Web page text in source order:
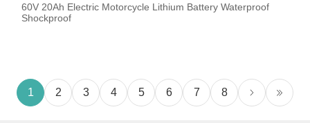
60V 20Ah Electric Motorcycle Lithium Battery Waterproof
Shockproof
1 2 3 4 5 6 7 8